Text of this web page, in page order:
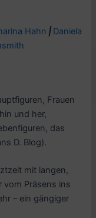
Hahn | Daniela
Frauen
und her,
das
D. Blog).
mit langen,
vom Präsens ins
– ein gängiger